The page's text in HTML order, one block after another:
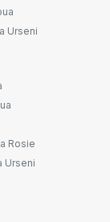
Urseni
Rosie
Urseni